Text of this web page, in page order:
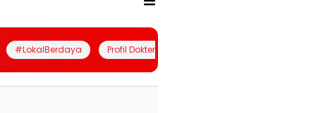
#LokalBerdaya Profil Dokter